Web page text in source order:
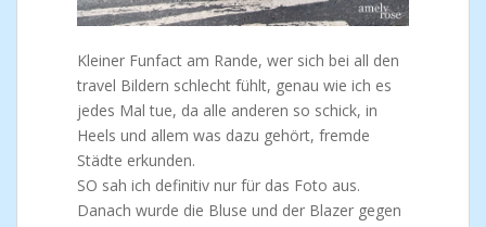
Kleiner Funfact am Rande, wer sich bei all den
travel Bildern schlecht fühlt, genau wie ich es
jedes Mal tue, da alle anderen so schick, in
Heels und allem was dazu gehört, fremde
Städte erkunden.
SO sah ich definitiv nur für das Foto aus.
Danach wurde die Bluse und der Blazer gegen